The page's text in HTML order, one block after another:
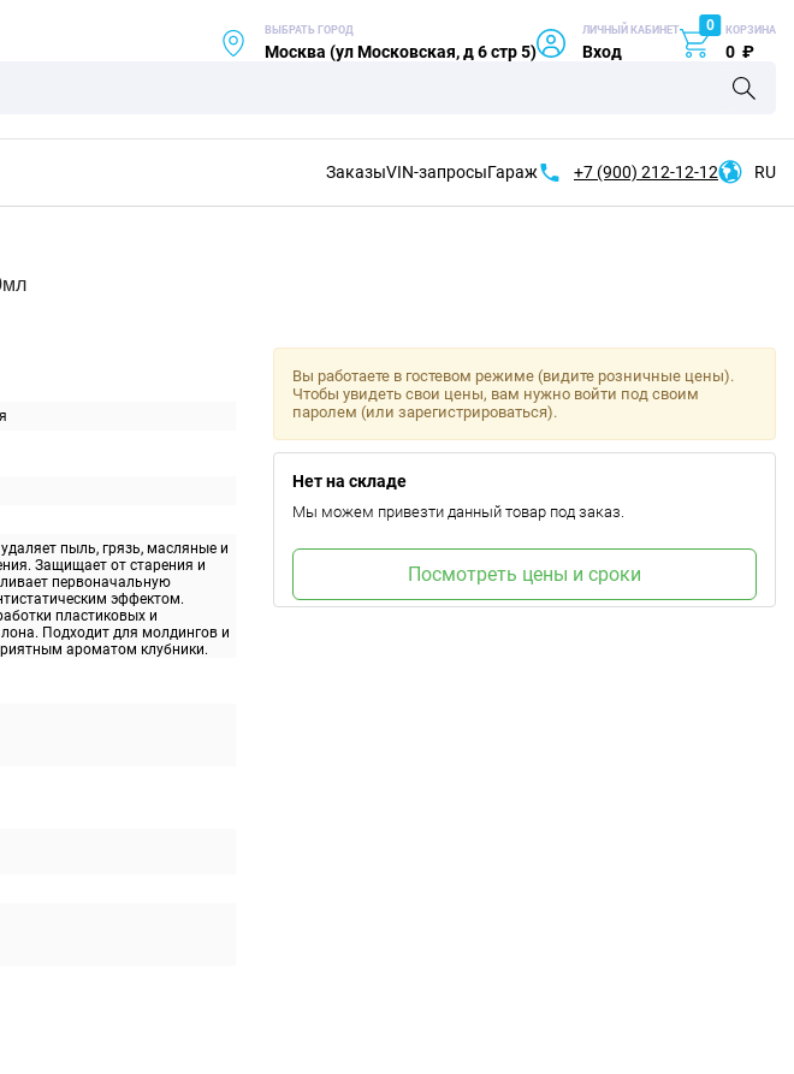
ВЫБРАТЬ ГОРОД
Москва (ул Московская, д 6 стр 5)
ЛИЧНЫЙ КАБИНЕТ
Вход
0 КОРЗИНА
0 ₽
ЗаказыVIN-запросыГараж +7 (900) 212-12-12 RU
пыль, грязь, масляные и
Защищает от старения и
первоначальную
эффектом.
пластиковых и
Подходит для молдингов и
ароматом клубники.
Вы работаете в гостевом режиме (видите розничные цены).
Чтобы увидеть свои цены, вам нужно войти под своим
паролем (или зарегистрироваться).
Нет на складе
Мы можем привезти данный товар под заказ.
Посмотреть цены и сроки